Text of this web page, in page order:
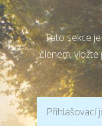
Tato sekce
členem,